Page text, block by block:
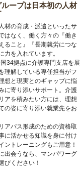
ープは日本初の人材
材の育成・派遣といったサ
はなく、働く方々の『働き
ること』『長期就労につな
力を入れています。
34拠点に介護専門支店を展
理解している専任担当がフ
想と現実とのギャップに悩
に寄り添いサポート。介護
アを積みたい方には、理想
の姿に寄り添い就業先をお
アパス形成のための資格取
に活かせる知識を身に付け
ントレーニングもご用意！
出会うなら、マンパワーグ
びください！